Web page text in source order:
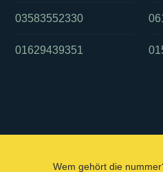
03583552330
01629439351
Wem gehört die